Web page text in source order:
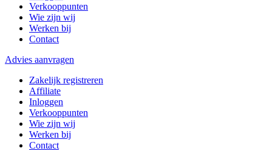
Verkooppunten
Wie zijn wij
Werken bij
Contact
Advies aanvragen
Zakelijk registreren
Affiliate
Inloggen
Verkooppunten
Wie zijn wij
Werken bij
Contact